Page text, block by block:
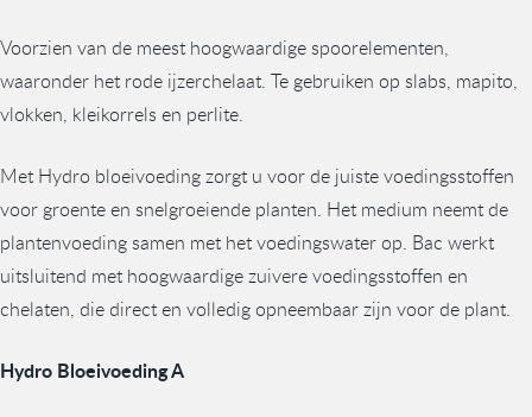
Voorzien van de meest hoogwaardige spoorelementen,
waaronder het rode ijzerchelaat. Te gebruiken op slabs, mapito,
vlokken, kleikorrels en perlite.
Met Hydro bloeivoeding zorgt u voor de juiste voedingsstoffen
voor groente en snelgroeiende planten. Het medium neemt de
plantenvoeding samen met het voedingswater op. Bac werkt
uitsluitend met hoogwaardige zuivere voedingsstoffen en
chelaten, die direct en volledig opneembaar zijn voor de plant.
Hydro Bloeivoeding A